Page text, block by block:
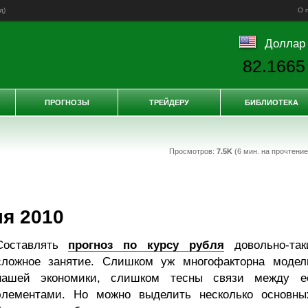
) О
Просмотров: 7.5K(6 мин. на
2010
прогноз по курсу рубля довольно-
занятие. Слишком уж многофакторна
экономики, слишком тесны связи между
Но можно выделить несколько
Доллар
82.1665
ПРОГНОЗЫ ТРЕЙДЕРУ БИБЛИОТЕКА